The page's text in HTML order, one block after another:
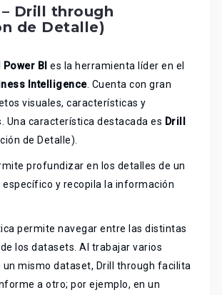
Drill through
de Detalle)
Power BI es la herramienta líder en el
Intelligence. Cuenta con gran
visuales, características y
Una característica destacada es Drill
de Detalle).
profundizar en los detalles de un
y recopila la información
permite navegar entre las distintas
los datasets. Al trabajar varios
mismo dataset, Drill through facilita
a otro; por ejemplo, en un